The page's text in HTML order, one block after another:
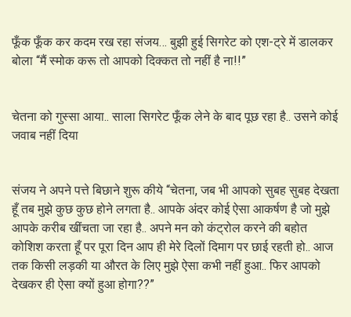
फूँक फूँक कर कदम रख रहा संजय… बुझी हुई सिगरेट को एश-ट्रे में डालकर
बोला “मैं स्मोक करू तो आपको दिक्कत तो नहीं है ना!!”
चेतना को गुस्सा आया.. साला सिगरेट फूँक लेने के बाद पूछ रहा है.. उसने कोई
जवाब नहीं दिया
संजय ने अपने पत्ते बिछाने शुरू कीये “चेतना, जब भी आपको सुबह सुबह देखता
हूँ तब मुझे कुछ कुछ होने लगता है.. आपके अंदर कोई ऐसा आकर्षण है जो मुझे
आपके करीब खींचता जा रहा है.. अपने मन को कंट्रोल करने की बहोत
कोशिश करता हूँ पर पूरा दिन आप ही मेरे दिलों दिमाग पर छाई रहती हो.. आज
तक किसी लड़की या औरत के लिए मुझे ऐसा कभी नहीं हुआ.. फिर आपको
देखकर ही ऐसा क्यों हुआ होगा??”